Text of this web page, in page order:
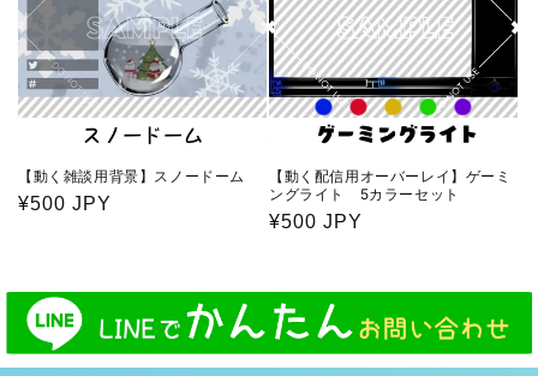
【動く雑談用背景】スノードーム
通
¥500 JPY
【動く配信用オーバーレイ】ゲーミ
ングライト 5カラーセット
通
格
¥500 JPY